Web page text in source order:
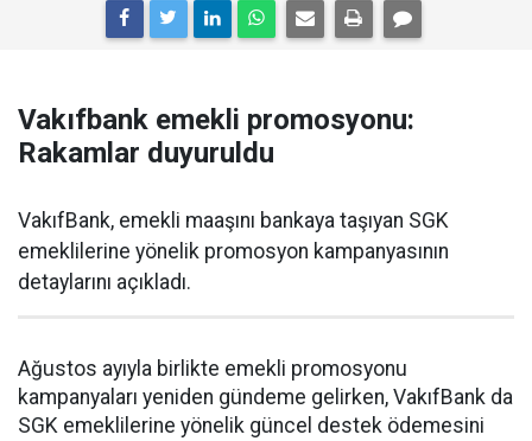
Vakıfbank emekli promosyonu:
Rakamlar duyuruldu
VakıfBank, emekli maaşını bankaya taşıyan SGK
emeklilerine yönelik promosyon kampanyasının
detaylarını açıkladı.
Ağustos ayıyla birlikte emekli promosyonu
kampanyaları yeniden gündeme gelirken, VakıfBank da
SGK emeklilerine yönelik güncel destek ödemesini